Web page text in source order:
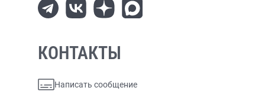
КОНТАКТЫ
Написать сообщение